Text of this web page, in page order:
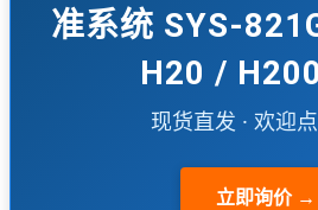
准系统 SYS-
H20 /
现货直发 · 欢迎
立即询价 →